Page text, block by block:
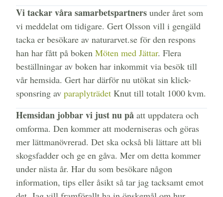
Vi tackar våra samarbetspartners under året som
vi meddelat om tidigare. Gert Olsson vill i gengäld
tacka er besökare av naturarvet.se för den respons
han har fått på boken Möten med Jättar. Flera
beställningar av boken har inkommit via besök till
vår hemsida. Gert har därför nu utökat sin klick-
sponsring av paraplyträdet Knut till totalt 1000 kvm.
Hemsidan jobbar vi just nu på att uppdatera och
omforma. Den kommer att moderniseras och göras
mer lättmanövrerad. Det ska också bli lättare att bli
skogsfadder och ge en gåva. Mer om detta kommer
under nästa år. Har du som besökare någon
information, tips eller åsikt så tar jag tacksamt emot